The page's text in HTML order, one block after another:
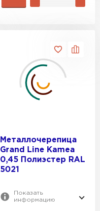
Металлочерепица
Grand Line Kamea
0,45 Полиэстер RAL
5021
Показать
информацию